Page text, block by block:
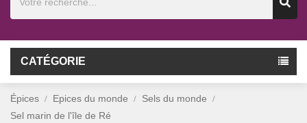
CATÉGORIE
Épices Epices du monde
Sels du monde
Sel marin de l'île de Ré